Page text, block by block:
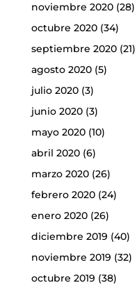
noviembre 2020(28)
octubre 2020(34)
septiembre 2020(21)
agosto 2020(5)
julio 2020(3)
junio 2020(3)
mayo 2020(10)
abril 2020(6)
marzo 2020(26)
febrero 2020(24)
enero 2020(26)
diciembre 2019 (40)
noviembre 2019 (32)
octubre 2019 (38)